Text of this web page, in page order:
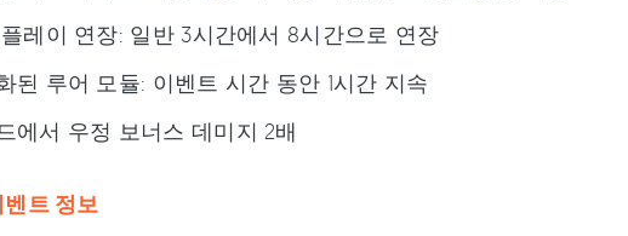
레이 연장: 일반 3시간에서 8시간으로 연장
된 루어 모듈: 이벤트 시간 동안 1시간 지속
에서 우정 보너스 데미지 2배
트 정보